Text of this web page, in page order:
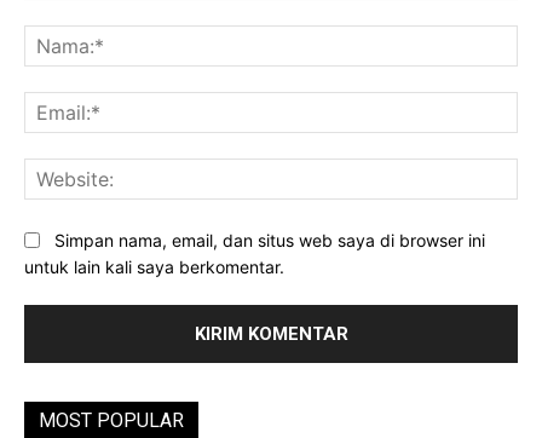
Simpan nama, email, dan situs web saya di browser ini
untuk lain kali saya berkomentar.
MOST POPULAR